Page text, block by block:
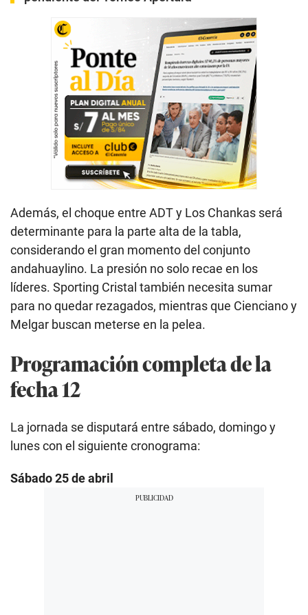
Además, el choque entre ADT y Los Chankas será
determinante para la parte alta de la tabla,
considerando el gran momento del conjunto
andahuaylino. La presión no solo recae en los
líderes. Sporting Cristal también necesita sumar
para no quedar rezagados, mientras que Cienciano y
Melgar buscan meterse en la pelea.
Programación completa de la
fecha 12
La jornada se disputará entre sábado, domingo y
lunes con el siguiente cronograma:
Sábado 25 de abril